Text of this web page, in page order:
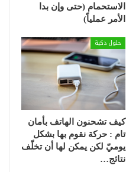
الاستحمام (حتى وإن بدا
الأمر عملياً)
حلول ذكية
كيف تشحنون الهاتف بأمان
تام : حركة نقوم بها بشكل
يوميّ لكن يمكن لها أن تخلّف
نتائج…